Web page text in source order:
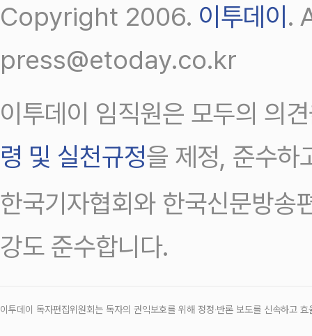
Copyright 2006. 이투데이.
press@etoday.co.kr
이투데이 임직원은 모두의 의
령 및 실천규정을 제정, 준수하
한국기자협회와 한국신문방송
강도 준수합니다.
이투데이 독자편집위원회는 독자의 권익보호를 위해 정정‧반론 보도를 신속하고